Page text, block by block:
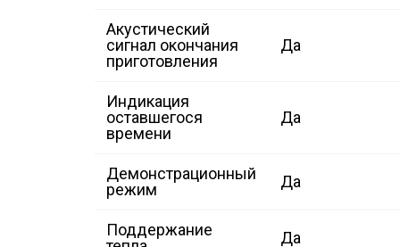
Акустический
сигнал окончания
приготовления
Да
Индикация
оставшегося
времени
Да
Демонстрационный
режим
Да
Поддержание
Да